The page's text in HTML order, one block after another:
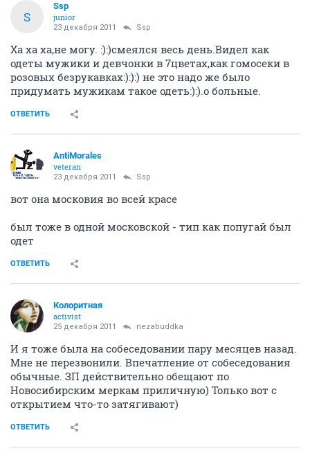
S
Ssp
junior
23 декабря 2011 Ssp
Ха ха ха,не могу. :):)смеялся весь день.Видел как
одеты мужики и девчонки в 7цветах,как гомосеки в
розовых безрукавках:):):) не это надо же было
придумать мужикам такое одеть:):).о больные.
ОТВЕТИТЬ
AntiMorales
veteran
23 декабря 2011 Ssp
вот она московия во всей красе
был тоже в одной московской - тип как попугай был
одет
ОТВЕТИТЬ
Колоритная
activist
25 декабря 2011 nezabuddka
И я тоже была на собеседовании пару месяцев назад.
Мне не перезвонили. Впечатление от собеседования
обычные. ЗП действительно обещают по
Новосибирским меркам приличную) Только вот с
открытием что-то затягивают)
ОТВЕТИТЬ